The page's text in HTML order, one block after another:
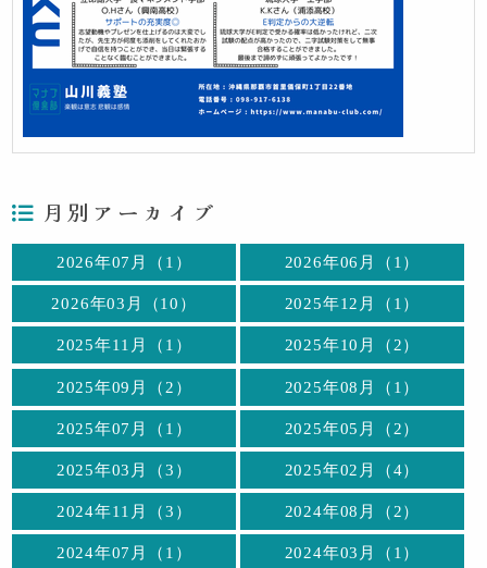
月別アーカイブ
2026年07月（1） 2026年06月（1）
2026年03月（10） 2025年12月（1）
2025年11月（1） 2025年10月（2）
2025年09月（2） 2025年08月（1）
2025年07月（1） 2025年05月（2）
2025年03月（3） 2025年02月（4）
2024年11月（3） 2024年08月（2）
2024年07月（1） 2024年03月（1）